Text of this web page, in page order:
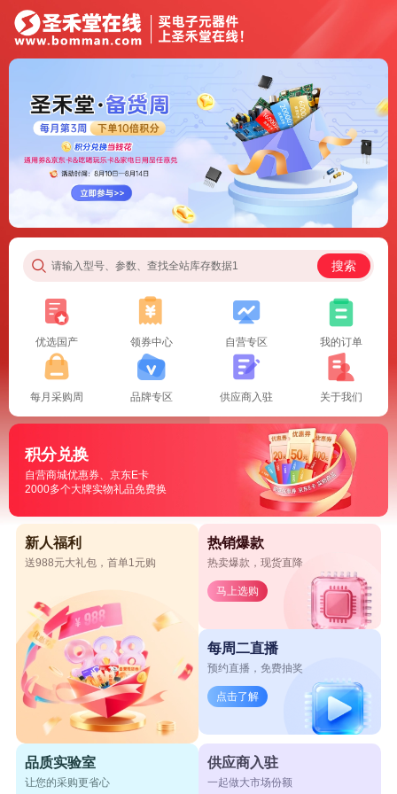
请输入型号、参数、查找全站库存数据1 搜索
优选国产 领券中心 自营专区 我的订单
每月采购周 品牌专区 供应商入驻 关于我们
积分兑换
自营商城优惠券、京东E卡
2000多个大牌实物礼品免费换
新人福利
送988元大礼包，首单1元购
热销爆款
热卖爆款，现货直降
马上选购
每周二直播
预约直播，免费抽奖
点击了解
品质实验室
让您的采购更省心
供应商入驻
一起做大市场份额